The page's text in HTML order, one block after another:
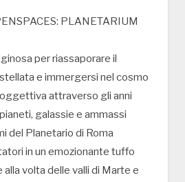
PLANETARIUM
per riassaporare il
e immergersi nel cosmo
attraverso gli anni
galassie e ammassi
del Planetario di Roma
in un emozionante tuffo
volta delle valli di Marte e